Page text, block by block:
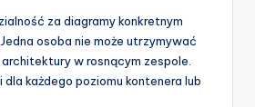
za diagramy konkretnym
osoba nie może utrzymywać
w rosnącym zespole.
każdego poziomu kontenera lub